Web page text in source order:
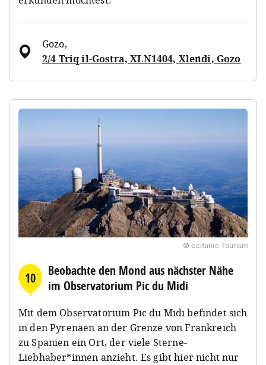
Gozo,
2/4 Triq il-Gostra, XLN1404, Xlendi, Gozo
© ccitanie Tourism
10
Beobachte den Mond aus nächster Nähe
im Observatorium Pic du Midi
Mit dem Observatorium Pic du Midi befindet sich
in den Pyrenäen an der Grenze von Frankreich
zu Spanien ein Ort, der viele Sterne-
Liebhaber*innen anzieht. Es gibt hier nicht nur